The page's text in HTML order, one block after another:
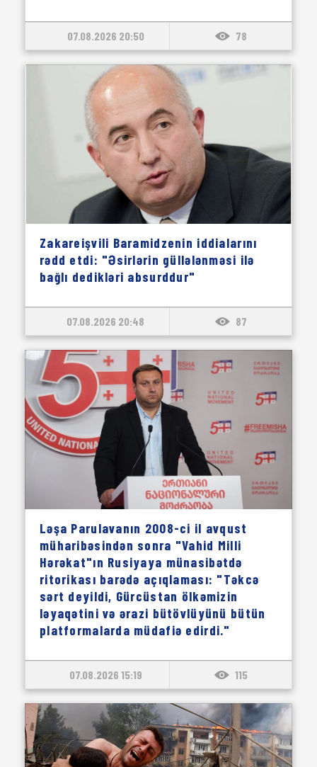
07.08.2026 20:50 78
Zakareişvili Baramidzenin iddialarını
rədd etdi: "Əsirlərin güllələnməsi ilə
bağlı dedikləri absurddur"
07.08.2026 20:48 87
Ləşa Parulavanın 2008-ci il avqust
müharibəsindən sonra "Vahid Milli
Hərəkat"ın Rusiyaya münasibətdə
ritorikası barədə açıqlaması: "Təkcə
sərt deyildi, Gürcüstan ölkəmizin
ləyaqətini və ərazi bütövlüyünü bütün
platformalarda müdafiə edirdi."
07.08.2026 15:19 115